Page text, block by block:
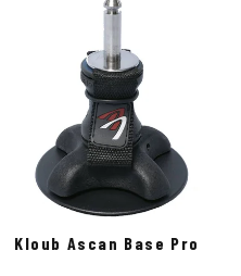
Kloub Ascan Base Pro